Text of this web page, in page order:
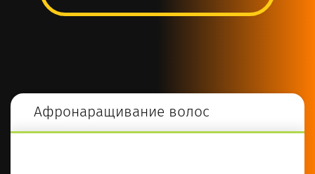
Афронаращивание волос